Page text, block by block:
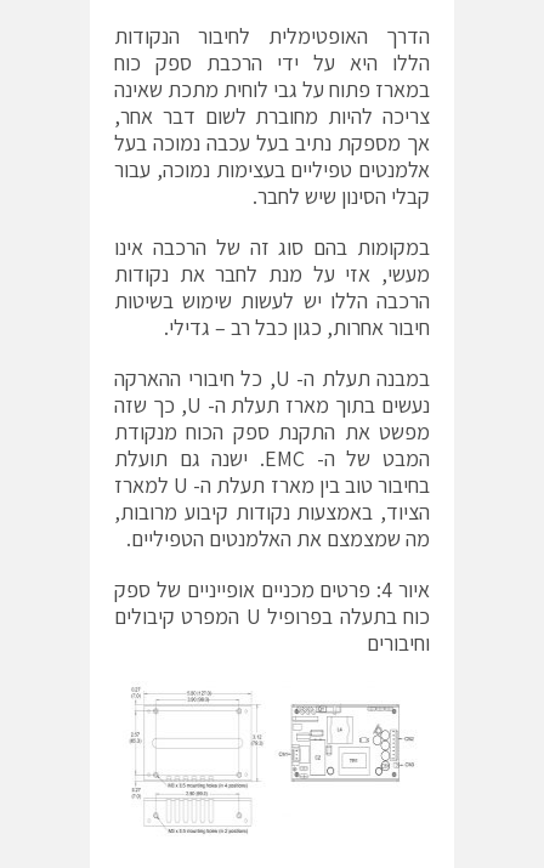
הדרך האופטימלית לחיבור הנקודות
הללו היא על ידי הרכבת ספק כוח
במארז פתוח על גבי לוחית מתכת שאינה
צריכה להיות מחוברת לשום דבר אחר,
אך מספקת נתיב בעל עכבה נמוכה בעל
אלמנטים טפיליים בעצימות נמוכה, עבור
קבלי הסינון שיש לחבר.
במקומות בהם סוג זה של הרכבה אינו
מעשי, אזי על מנת לחבר את נקודות
הרכבה הללו יש לעשות שימוש בשיטות
חיבור אחרות, כגון כבל רב – גדילי.
במבנה תעלת ה- U, כל חיבורי ההארקה
נעשים בתוך מארז תעלת ה- U, כך שזה
מפשט את התקנת ספק הכוח מנקודת
המבט של ה- EMC. ישנה גם תועלת
בחיבור טוב בין מארז תעלת ה- U למארז
הציוד, באמצעות נקודות קיבוע מרובות,
מה שמצמצם את האלמנטים הטפיליים.
איור 4: פרטים מכניים אופייניים של ספק
כוח בתעלה בפרופיל U המפרט קיבולים
וחיבורים